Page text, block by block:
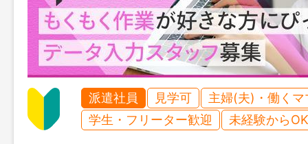
派遣社員 見学可
主婦(夫)・働くマ
学生・フリーター歓迎
未経験からOK